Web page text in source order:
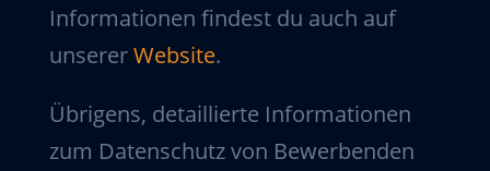
Informationen findest du auch auf
unsererWebsite.
Übrigens, detaillierte Informationen
zum Datenschutz von Bewerbenden